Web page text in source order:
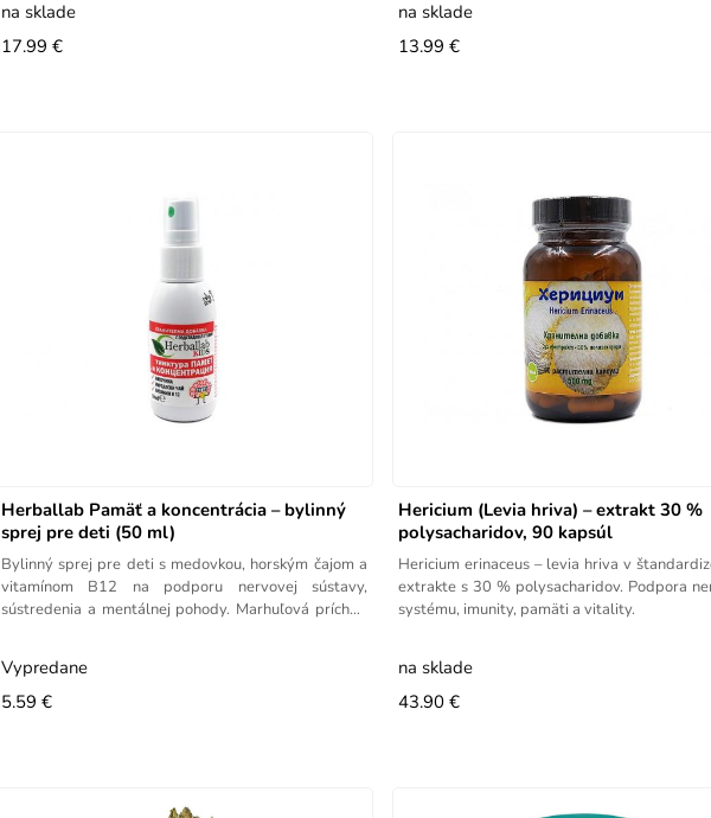
na sklade
17.99 €
na sklade
13.99 €
Herballab Pamäť a koncentrácia – bylinný
sprej pre deti (50 ml)
Bylinný sprej pre deti s medovkou, horským čajom a
vitamínom B12 na podporu nervovej sústavy,
sústredenia a mentálnej pohody. Marhuľová príchuť.
Vypredane
5.59 €
Hericium (Levia hriva) – extrakt 30 %
polysacharidov, 90 kapsúl
Hericium erinaceus – levia hriva v
extrakte s 30 % polysacharidov. Podpora
systému, imunity, pamäti a vitality.
na sklade
43.90 €